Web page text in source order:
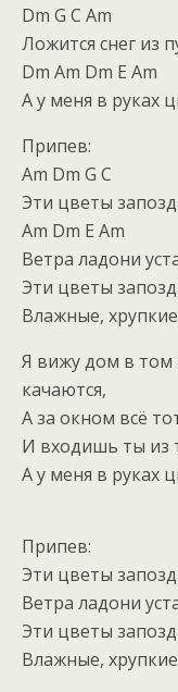
Dm G C Am
Ложится снег из
Dm Am Dm E Am
А у меня в руках
Припев:
Am Dm G C
Эти цветы
Am Dm E Am
Ветра ладони
Эти цветы
Влажные,
Я вижу дом в том
качаются,
А за окном всё
И входишь ты из
А у меня в руках
Припев:
Эти цветы
Ветра ладони
Эти цветы
Влажные,